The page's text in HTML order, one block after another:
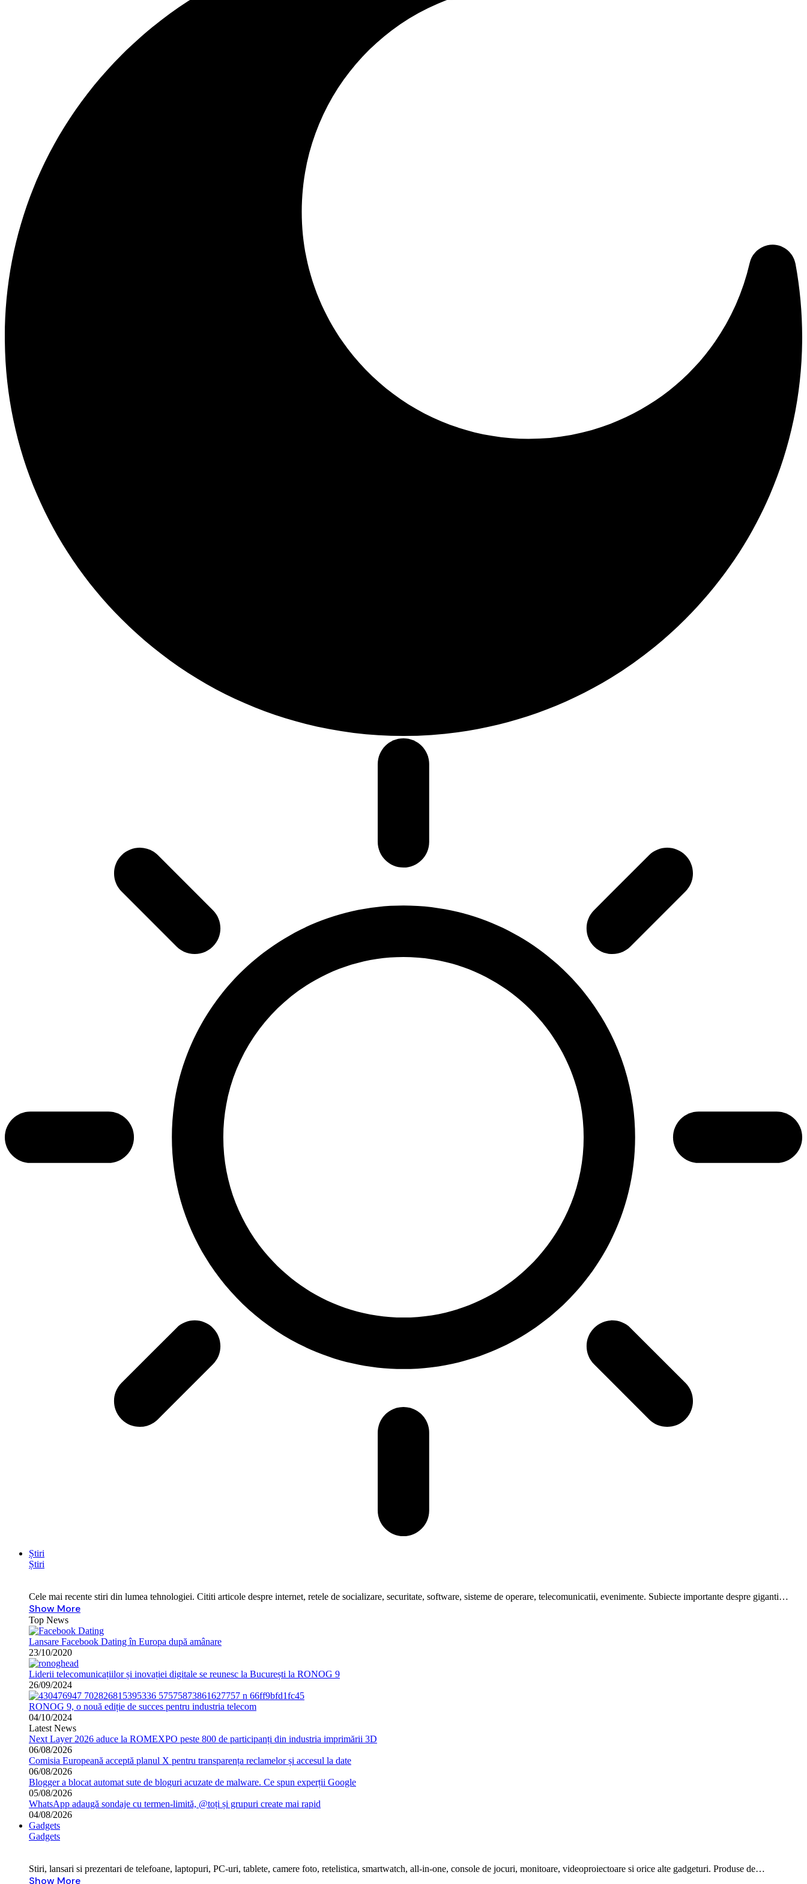
Știri
Știri
Cele mai recente stiri din lumea tehnologiei. Cititi articole despre internet, retele de socializare, securitate, software, sisteme de operare, telecomunicatii, evenimente. Subiecte importante despre giganti…
Show More
Top News
Lansare Facebook Dating în Europa după amânare
23/10/2020
Liderii telecomunicațiilor și inovației digitale se reunesc la București la RONOG 9
26/09/2024
RONOG 9, o nouă ediție de succes pentru industria telecom
04/10/2024
Latest News
Next Layer 2026 aduce la ROMEXPO peste 800 de participanți din industria imprimării 3D
06/08/2026
Comisia Europeană acceptă planul X pentru transparența reclamelor și accesul la date
06/08/2026
Blogger a blocat automat sute de bloguri acuzate de malware. Ce spun experții Google
05/08/2026
WhatsApp adaugă sondaje cu termen-limită, @toți și grupuri create mai rapid
04/08/2026
Gadgets
Gadgets
Stiri, lansari si prezentari de telefoane, laptopuri, PC-uri, tablete, camere foto, retelistica, smartwatch, all-in-one, console de jocuri, monitoare, videoproiectoare si orice alte gadgeturi. Produse de…
Show More